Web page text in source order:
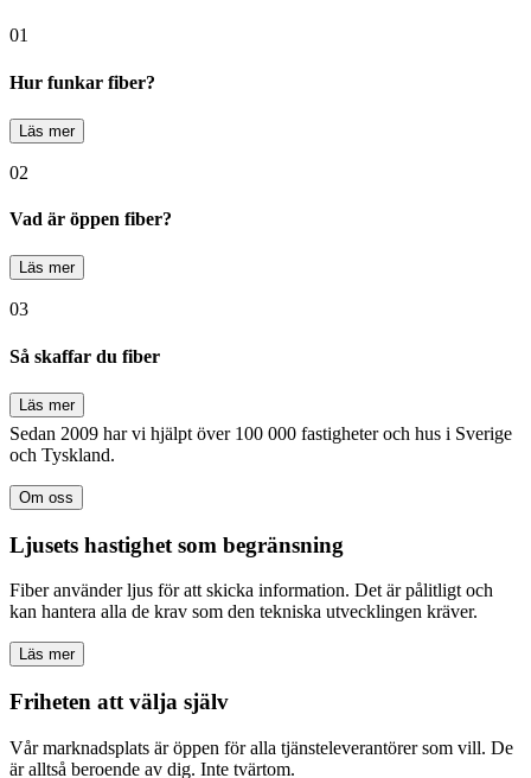
01
Hur funkar fiber?
Läs mer
02
Vad är öppen fiber?
Läs mer
03
Så skaffar du fiber
Läs mer
Sedan 2009 har vi hjälpt över 100 000 fastigheter och hus i Sverige
och Tyskland.
Om oss
Ljusets hastighet som begränsning
Fiber använder ljus för att skicka information. Det är pålitligt och
kan hantera alla de krav som den tekniska utvecklingen kräver.
Läs mer
Friheten att välja själv
Vår marknadsplats är öppen för alla tjänsteleverantörer som vill. De
är alltså beroende av dig. Inte tvärtom.